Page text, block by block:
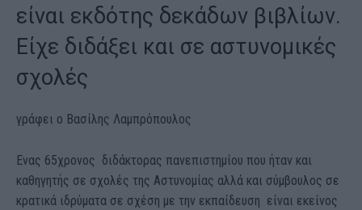
είναι εκδότης δεκάδων βιβλίων.
Είχε διδάξει και σε αστυνομικές
σχολές
γράφει ο Βασίλης Λαμπρόπουλος
Ενας 65χρονος διδάκτορας πανεπιστημίου που ήταν και
καθηγητής σε σχολές της Αστυνομίας αλλά και σύμβουλος σε
κρατικά ιδρύματα σε σχέση με την εκπαίδευση είναι εκείνος